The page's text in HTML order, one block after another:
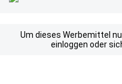
Um dieses Werbemittel
einloggen oder